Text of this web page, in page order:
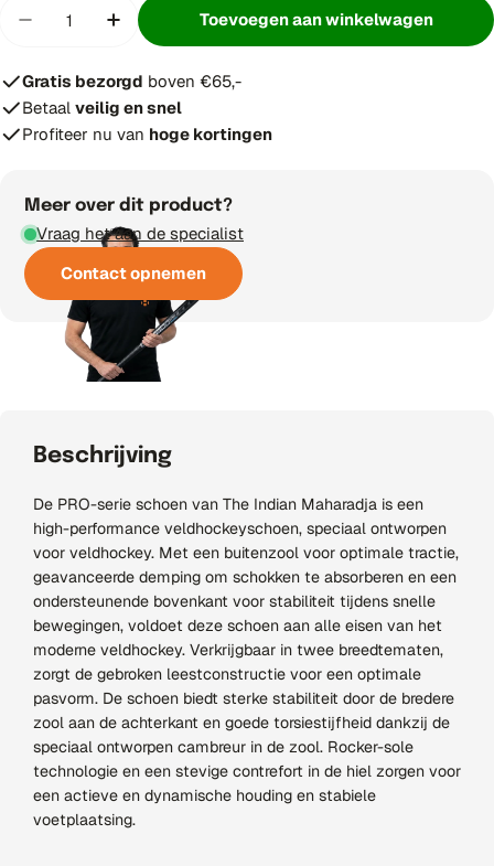
Hoeveelheid verminderen voor The Indian
Verhoog aantal voor The Indian
Toevoegen aan winkelwagen
Gratis bezorgd boven €65,-
Betaal veilig en snel
Profiteer nu van hoge kortingen
Meer over dit product?
Vraag het aan de specialist
Contact opnemen
Beschrijving
De PRO-serie schoen van The Indian Maharadja is een
high-performance veldhockeyschoen, speciaal ontworpen
voor veldhockey. Met een buitenzool voor optimale tractie,
geavanceerde demping om schokken te absorberen en een
ondersteunende bovenkant voor stabiliteit tijdens snelle
bewegingen, voldoet deze schoen aan alle eisen van het
moderne veldhockey. Verkrijgbaar in twee breedtematen,
zorgt de gebroken leestconstructie voor een optimale
pasvorm. De schoen biedt sterke stabiliteit door de bredere
zool aan de achterkant en goede torsiestijfheid dankzij de
speciaal ontworpen cambreur in de zool. Rocker-sole
technologie en een stevige contrefort in de hiel zorgen voor
een actieve en dynamische houding en stabiele
voetplaatsing.